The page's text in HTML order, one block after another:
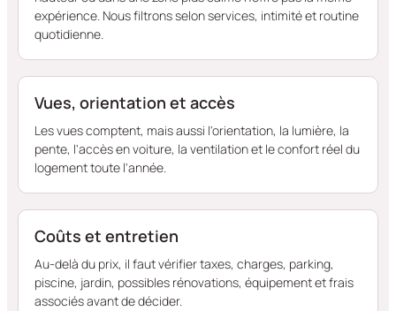
expérience. Nous filtrons selon services, intimité et routine
quotidienne.
Vues, orientation et accès
Les vues comptent, mais aussi l'orientation, la lumière, la
pente, l'accès en voiture, la ventilation et le confort réel du
logement toute l'année.
Coûts et entretien
Au-delà du prix, il faut vérifier taxes, charges, parking,
piscine, jardin, possibles rénovations, équipement et frais
associés avant de décider.